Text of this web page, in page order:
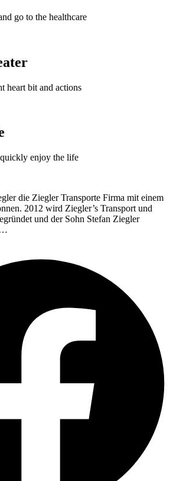
go to the healthcare
heart bit and actions
enjoy the life
die Ziegler Transporte Firma mit einem
2012 wird Ziegler’s Transport und
und der Sohn Stefan Ziegler